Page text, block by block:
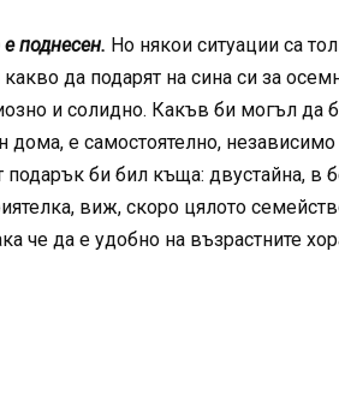
поднесен. Но някои ситуации са
да подарят на сина си за
и солидно. Какъв би могъл да
е самостоятелно, независимо
би бил къща: двустайна, в
виж, скоро цялото
че да е удобно на възрастните